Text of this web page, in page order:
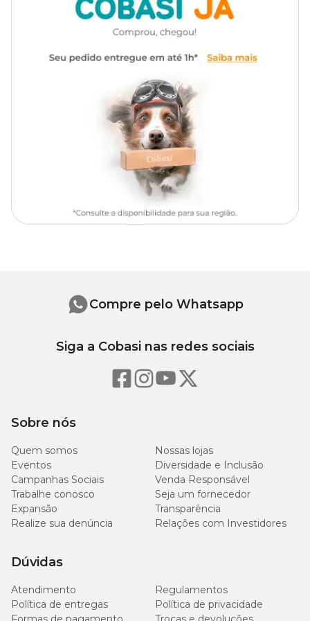
Dermogen Oto: para que serve?
O Dermogen Oto é um higienizador auricular veterinário que
Dermogen Oto: como usar?
O Dermogen Oto deve ser utilizado de1 a 2 vezes na semana
uso diário ou com intervalos especiais só é recomendado mediante
Veja como aplicar Dermogen Oto
o fabricante, a solução deve ser aplicada diretamente no pavilhão
Para mais instruções de uso de solução auricular, leia a bula
Dermogen Oto: fórmula e composição
Cada frasco de Dermogen Oto 100 ml contém:
cloreto de sódio;
alantoína;
extrato de aloe vera;
ácido lático;
água purificada.
Precauções na limpeza auricular
O Dermogen Oto limpador auricular é uma
de uso externo
E embora este não seja um
produto com prescrição
veterinária obrigatória
, a orientação de um profissional torna
Sobre nós
Quem somos
Nossas lojas
Eventos
Diversidade e Inclusão
Campanhas Sociais
Venda Responsável
Trabalhe conosco
Seja um fornecedor
Expansão
Transparência
Realize sua denúncia
Relações com Investidores
Dúvidas
Atendimento
Regulamentos
Política de entregas
Política de privacidade
Compre pelo Whatsapp
Siga a Cobasi nas redes sociais